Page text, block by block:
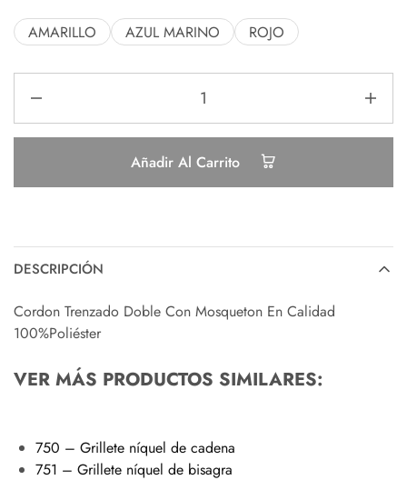
AMARILLO AZUL MARINO ROJO
Añadir Al Carrito
DESCRIPCIÓN
Cordon Trenzado Doble Con Mosqueton En Calidad
100%Poliéster
VER MÁS PRODUCTOS SIMILARES:
750 – Grillete níquel de cadena
751 – Grillete níquel de bisagra